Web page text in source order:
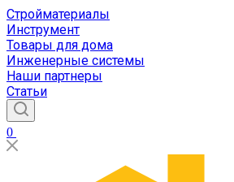
Стройматериалы
Инструмент
Товары для дома
Инженерные системы
Наши партнеры
Статьи
0